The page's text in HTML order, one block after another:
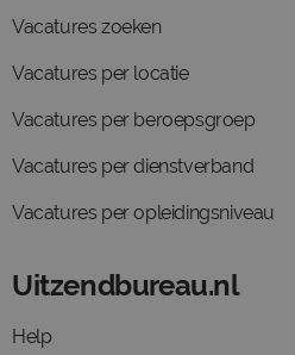
Vacatures zoeken
Vacatures per locatie
Vacatures per beroepsgroep
Vacatures per dienstverband
Vacatures per opleidingsniveau
Uitzendbureau.nl
Help